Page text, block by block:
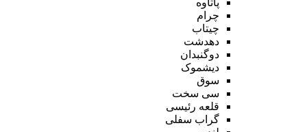
چرام
چیتاب
دهدشت
دوگنبدان
دیشموک
سوق
سی سخت
قلعه رئیسی
گراب سفلی